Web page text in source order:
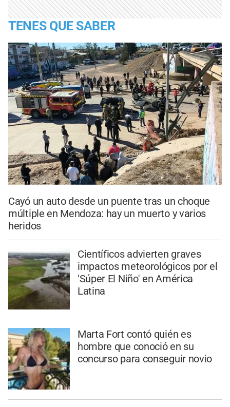
TENES QUE SABER
Cayó un auto desde un puente tras un choque
múltiple en Mendoza: hay un muerto y varios
heridos
Científicos advierten graves
impactos meteorológicos por el
'Súper El Niño' en América
Latina
Marta Fort contó quién es
hombre que conoció en su
concurso para conseguir novio